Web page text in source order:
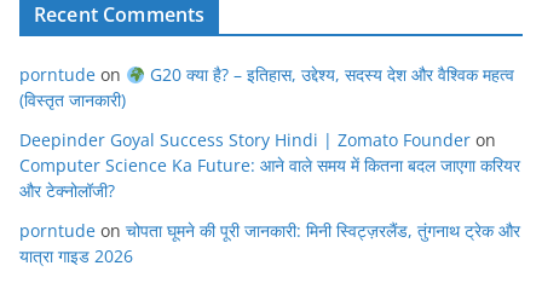
Recent Comments
porntude on
G20 क्या है? – इतिहास, उद्देश्य, सदस्य देश और वैश्विक महत्व
(विस्तृत जानकारी)
Deepinder Goyal Success Story Hindi | Zomato Founder on
Computer Science Ka Future: आने वाले समय में कितना बदल जाएगा करियर
और टेक्नोलॉजी?
porntude on चोपता घूमने की पूरी जानकारी: मिनी स्विट्ज़रलैंड, तुंगनाथ ट्रेक और
यात्रा गाइड 2026